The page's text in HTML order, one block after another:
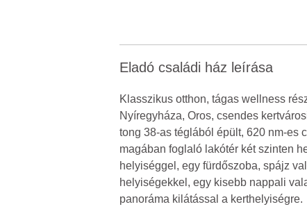
Eladó családi ház leírása
Klasszikus otthon, tágas wellness
Nyíregyháza, Oros, csendes
tong 38-as téglából épült, 620 nm-es
magában foglaló lakótér két szinten
helyiséggel, egy fürdőszoba, spájz
helyiségekkel, egy kisebb nappali
panoráma kilátással a kerthelyiségre.